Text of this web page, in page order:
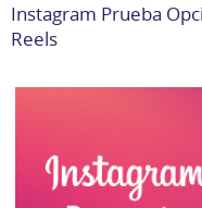
Instagram Prueba
Reels